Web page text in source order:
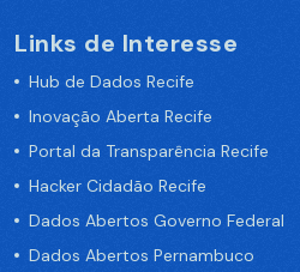
Links de Interesse
Hub de Dados Recife
Inovação Aberta Recife
Portal da Transparência Recife
Hacker Cidadão Recife
Dados Abertos Governo Federal
Dados Abertos Pernambuco